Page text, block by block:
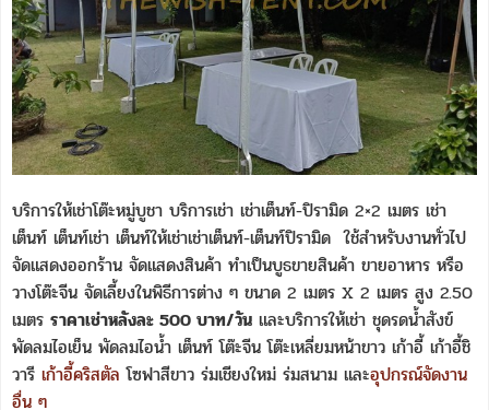
บริการให้เช่าโต๊ะหมู่บูชา บริการเช่า เช่าเต็นท์-ปิรามิด 2×2 เมตร เช่า
เต็นท์ เต็นท์เช่า เต็นท์ให้เช่าเช่าเต็นท์-เต็นท์ปิรามิด ใช้สำหรับงานทั่วไป
จัดแสดงออกร้าน จัดแสดงสินค้า ทำเป็นบูธขายสินค้า ขายอาหาร หรือ
วางโต๊ะจีน จัดเลี้ยงในพิธีการต่าง ๆ ขนาด 2 เมตร X 2 เมตร สูง 2.50
เมตร ราคาเช่าหลังละ 500 บาท/วัน และบริการให้เช่า ชุดรดน้ำสังข์
พัดลมไอเย็น พัดลมไอน้ำ เต็นท์ โต๊ะจีน โต๊ะเหลี่ยมหน้าขาว เก้าอี้ เก้าอี้ชิ
วารี เก้าอี้คริสตัล โซฟาสีขาว ร่มเชียงใหม่ ร่มสนาม และอุปกรณ์จัดงาน
อื่น ๆ